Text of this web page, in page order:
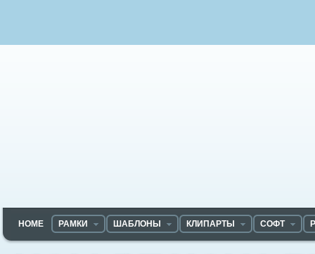
HOME РАМКИ ШАБЛОНЫ КЛИПАРТЫ СОФТ